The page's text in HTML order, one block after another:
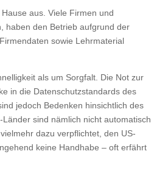
aus. Viele Firmen und
haben den Betrieb aufgrund der
sowie Lehrmaterial
als um Sorgfalt. Die Not zur
in die Datenschutzstandards des
jedoch Bedenken hinsichtlich des
sind nämlich nicht automatisch
dazu verpflichtet, den US-
keine Handhabe – oft erfährt